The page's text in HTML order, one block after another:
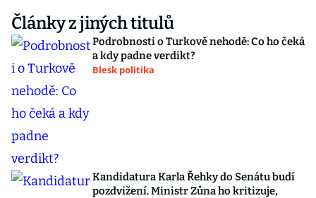
Články z jiných titulů
Podrobnosti o Turkově nehodě: Co ho čeká
a kdy padne verdikt?
Blesk politika
Kandidatura Karla Řehky do Senátu budí
pozdvižení. Ministr Zůna ho kritizuje,